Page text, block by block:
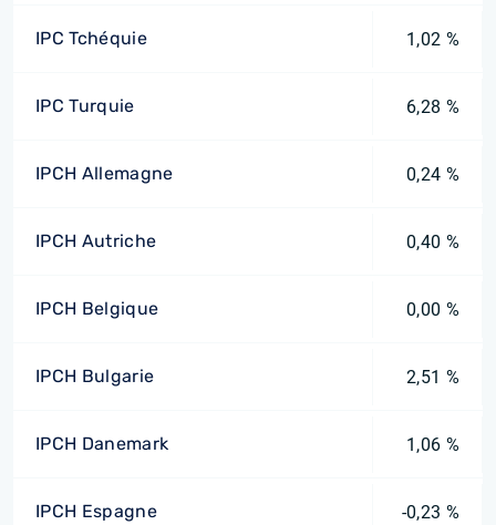
IPC Tchéquie 1,02 %
IPC Turquie 6,28 %
IPCH Allemagne 0,24 %
IPCH Autriche 0,40 %
IPCH Belgique 0,00 %
IPCH Bulgarie 2,51 %
IPCH Danemark 1,06 %
IPCH Espagne -0,23 %